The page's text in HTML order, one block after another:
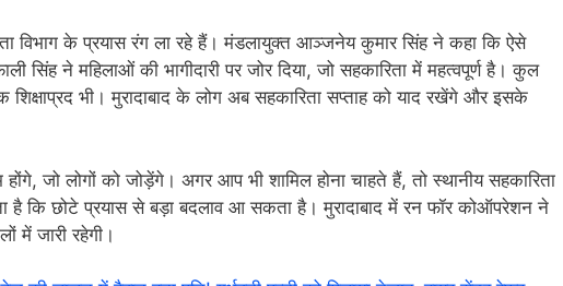
विभाग के प्रयास रंग ला रहे हैं। मंडलायुक्त आञ्जनेय कुमार सिंह ने कहा कि ऐसे
ने महिलाओं की भागीदारी पर जोर दिया, जो सहकारिता में महत्वपूर्ण है। कुल
भी। मुरादाबाद के लोग अब सहकारिता सप्ताह को याद रखेंगे और इसके
जो लोगों को जोड़ेंगे। अगर आप भी शामिल होना चाहते हैं, तो स्थानीय सहकारिता
है कि छोटे प्रयास से बड़ा बदलाव आ सकता है। मुरादाबाद में रन फॉर कोऑपरेशन ने
में जारी रहेगी।